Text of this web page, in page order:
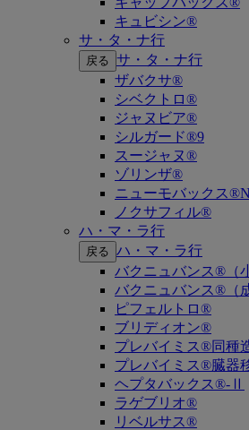
キュビシン®
サ・タ・ナ行
戻る サ・タ・ナ行
ザバクサ®
シベクトロ®
ジャヌビア®
シルガード®9
スージャヌ®
ゾリンザ®
ニューモバックス
ノクサフィル®
ハ・マ・ラ行
戻る ハ・マ・ラ行
バクニュバンス®（
バクニュバンス®（
ピフェルトロ®
ブリディオン®
プレバイミス®同種
プレバイミス®臓器
ヘプタバックス®-Ⅱ
ラゲブリオ®
リベルサス®